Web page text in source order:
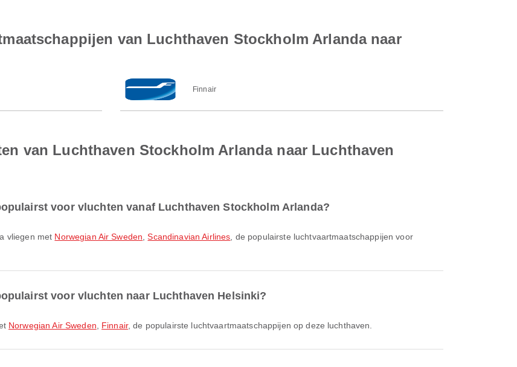
van Luchthaven Stockholm Arlanda naar
Finnair
van Luchthaven Stockholm Arlanda naar Luchthaven
voor vluchten vanaf Luchthaven Stockholm Arlanda?
vliegen met Norwegian Air Sweden ,Scandinavian Airlines , de populairste luchtvaartmaatschappijen voor
voor vluchten naar Luchthaven Helsinki?
Norwegian Air Sweden Finnair, de populairste luchtvaartmaatschappijen op deze luchthaven.